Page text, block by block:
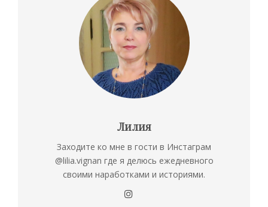
Лилия
Заходите ко мне в гости в Инстаграм
@lilia.vignan где я делюсь ежедневного
своими наработками и историями.